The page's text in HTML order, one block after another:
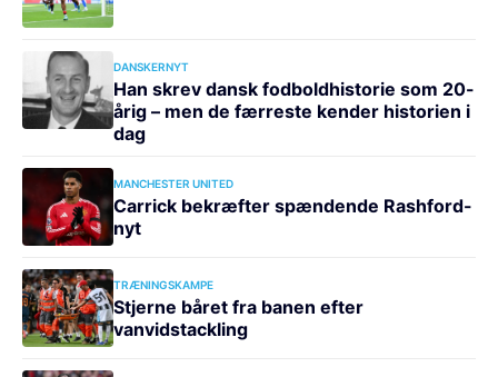
DANSKERNYT
Han skrev dansk fodboldhistorie som 20-
årig – men de færreste kender historien i
dag
MANCHESTER UNITED
Carrick bekræfter spændende Rashford-
nyt
TRÆNINGSKAMPE
Stjerne båret fra banen efter
vanvidstackling